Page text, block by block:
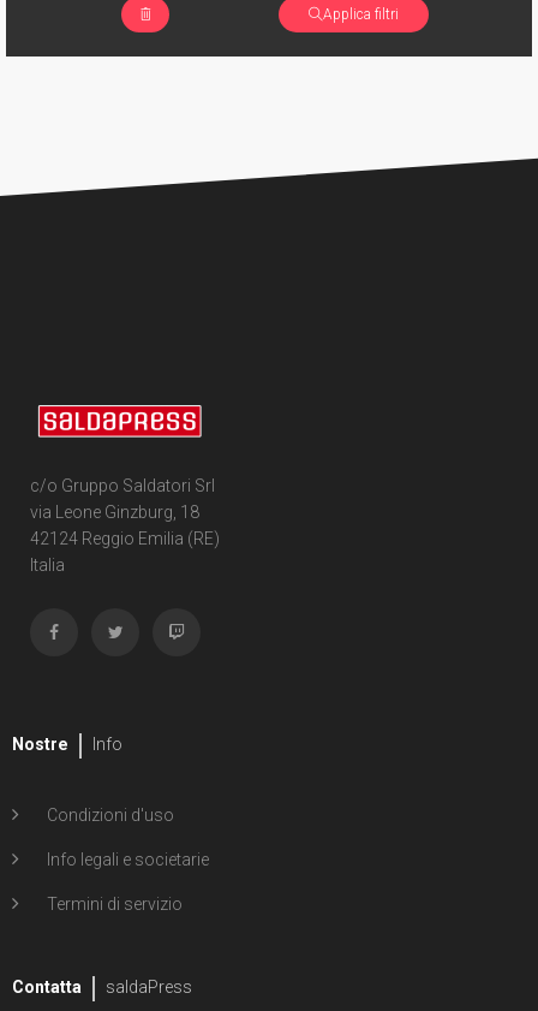
Applica filtri
c/o Gruppo Saldatori Srl
via Leone Ginzburg, 18
42124 Reggio Emilia (RE)
Italia
Nostre Info
Condizioni d'uso
Info legali e societarie
Termini di servizio
Contatta saldaPress